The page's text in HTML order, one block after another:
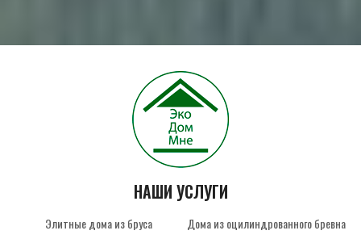
НАШИ УСЛУГИ
Элитные дома из бруса
Дома из оцилиндрованного бревна